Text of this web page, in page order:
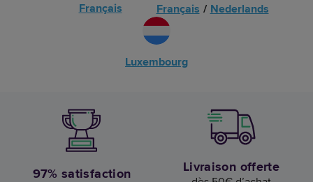
Français Français / Nederlands
Luxembourg
97% satisfaction Livraison offerte